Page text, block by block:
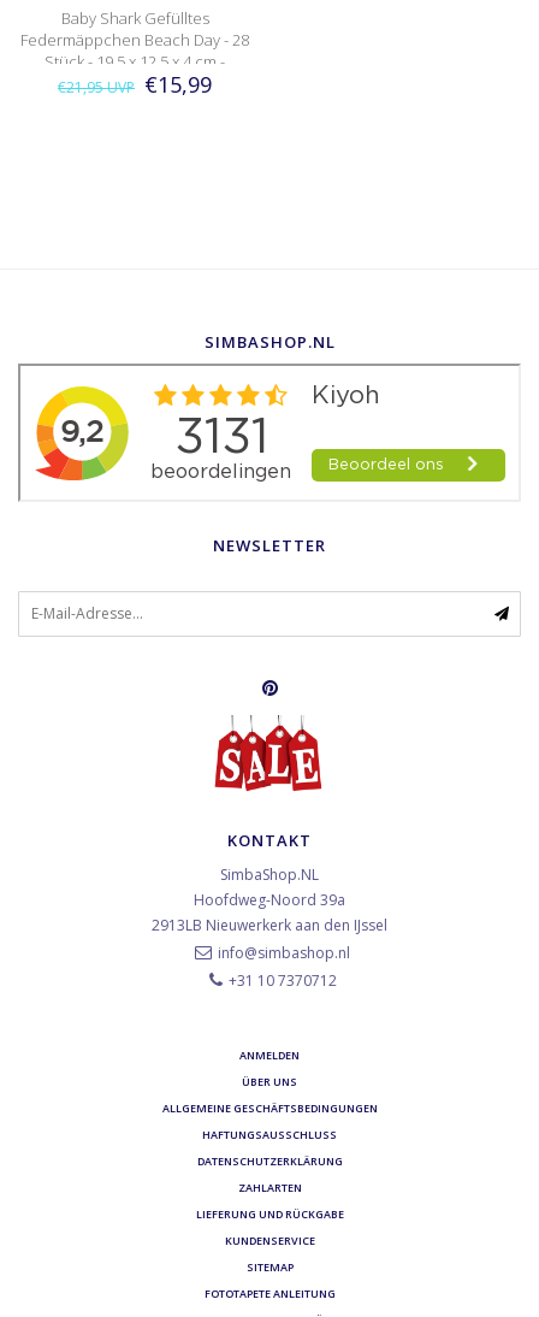
Baby Shark Gefülltes
Federmäppchen Beach Day - 28
Stück - 19,5 x 12,5 x 4 cm -
Polyester
€21,95UVP €15,99
SIMBASHOP.NL
NEWSLETTER
KONTAKT
SimbaShop.NL
Hoofdweg-Noord 39a
2913LB Nieuwerkerk aan den IJssel
info@simbashop.nl
+31 10 7370712
ANMELDEN
ÜBER UNS
ALLGEMEINE GESCHÄFTSBEDINGUNGEN
HAFTUNGSAUSSCHLUSS
DATENSCHUTZERKLÄRUNG
ZAHLARTEN
LIEFERUNG UND RÜCKGABE
KUNDENSERVICE
SITEMAP
FOTOTAPETE ANLEITUNG